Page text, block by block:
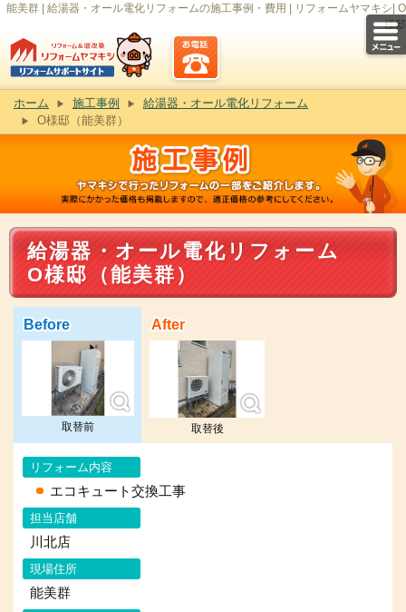
能美群 | 給湯器・オール電化リフォームの施工事例・費用 | リフォームヤマキシ| O
様邸
ホーム 施工事例
給湯器・オール電化リフォーム
O様邸（能美群）
給湯器・オール電化リフォーム
O様邸（能美群）
取替前
After
取替後
リフォーム内容
エコキュート交換工事
担当店舗
川北店
現場住所
能美群